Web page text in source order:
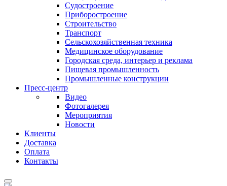
Судостроение
Приборостроение
Строительство
Транспорт
Сельскохозяйственная техника
Медицинское оборудование
Городская среда, интерьер и реклама
Пищевая промышленность
Промышленные конструкции
Пресс-центр
Видео
Фотогалерея
Мероприятия
Новости
Клиенты
Доставка
Оплата
Контакты